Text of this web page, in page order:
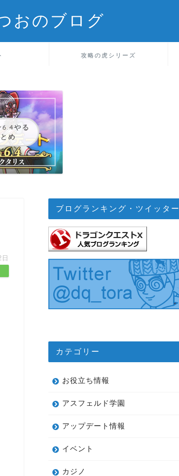
おのブログ
攻略の虎シリーズ
やる
め
ブログランキング・ツイッター
カテゴリー
お役立ち情報
アスフェルド学園
アップデート情報
イベント
カジノ